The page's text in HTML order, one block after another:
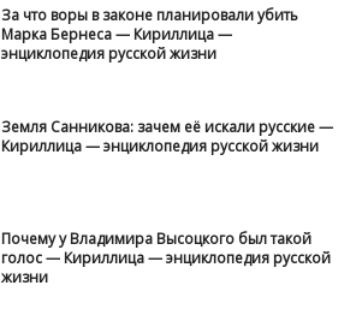
За что воры в законе планировали убить
Марка Бернеса — Кириллица —
энциклопедия русской жизни
Земля Санникова: зачем её искали русские —
Кириллица — энциклопедия русской жизни
Почему у Владимира Высоцкого был такой
голос — Кириллица — энциклопедия русской
жизни